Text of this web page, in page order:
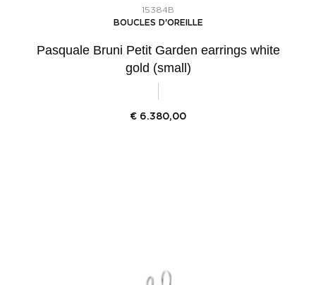
15384B
BOUCLES D'OREILLE
Pasquale Bruni Petit Garden earrings white
gold (small)
€ 6.380,00